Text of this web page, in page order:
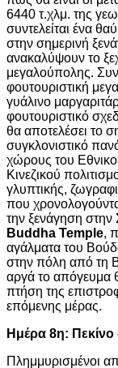
6440 τ.χλμ. της
συντελείται ένα
στην σημερινή
ανακαλύψουν το
μεγαλούπολης.
φουτουριστική
γυάλινο
φουτουριστικό
θα αποτελέσει το
συγκλονιστικό
χώρους του
Κινεζικού
γλυπτικής,
που
την ξενάγηση στην
Buddha Temple,
αγάλματα του
στην πόλη από τη
αργά το απόγευμα
πτήση της
επόμενης μέρας.
Ημέρα 8η:
Πλημμυρισμένοι